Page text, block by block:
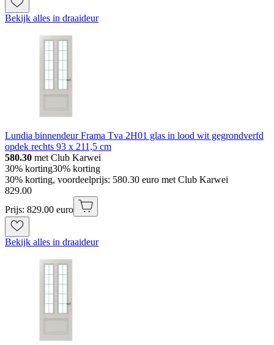
Bekijk alles in draaideur
Lundia binnendeur Frama Tva 2H01 glas in lood wit gegrondverfd
opdek rechts 93 x 211,5 cm
580.30 met Club Karwei
30% korting30% korting
30% korting, voordeelprijs: 580.30 euro met Club Karwei
829.00
Prijs: 829.00 euro
Bekijk alles in draaideur